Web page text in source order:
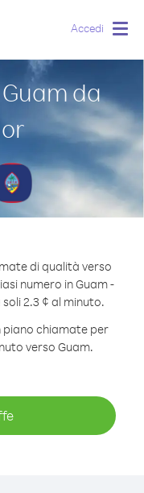
Accedi
da
di qualità verso
numero in Guam -
2.3 ¢ al minuto.
chiamate per
verso Guam.